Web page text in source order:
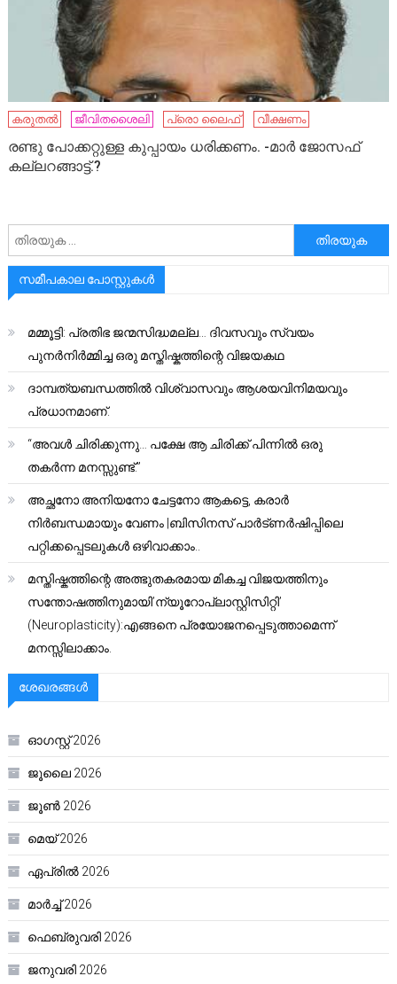
കരുതൽ ജീവിതശൈലി പ്രൊ ലൈഫ് വീക്ഷണം
രണ്ടു പോക്കറ്റുള്ള കുപ്പായം ധരിക്കണം. -മാർ ജോസഫ്
കല്ലറങ്ങാട്ട്.?
അനേഷിക്കുക
സമീപകാല പോസ്റ്റുകൾ
മമ്മൂട്ടി: പ്രതിഭ ജന്മസിദ്ധമല്ല… ദിവസവും സ്വയം
പുനർനിർമ്മിച്ച ഒരു മസ്തിഷ്കത്തിന്റെ വിജയകഥ
ദാമ്പത്യബന്ധത്തിൽ വിശ്വാസവും ആശയവിനിമയവും
പ്രധാനമാണ്.
“അവൾ ചിരിക്കുന്നു… പക്ഷേ ആ ചിരിക്ക് പിന്നിൽ ഒരു
തകർന്ന മനസ്സുണ്ട്.”
അച്ഛനോ അനിയനോ ചേട്ടനോ ആകട്ടെ, കരാർ
നിർബന്ധമായും വേണം |ബിസിനസ് പാർട്ണർഷിപ്പിലെ
പറ്റിക്കപ്പെടലുകൾ ഒഴിവാക്കാം..
മസ്തിഷ്കത്തിന്റെ അത്ഭുതകരമായ മികച്ച വിജയത്തിനും
സന്തോഷത്തിനുമായി’ന്യൂറോപ്ലാസ്റ്റിസിറ്റി’
(Neuroplasticity):എങ്ങനെ പ്രയോജനപ്പെടുത്താമെന്ന്
മനസ്സിലാക്കാം.
ശേഖരങ്ങൾ
ഓഗസ്റ്റ്‌ 2026
ജൂലൈ 2026
ജൂൺ 2026
മെയ്‌ 2026
ഏപ്രിൽ 2026
മാർച്ച്‌ 2026
ഫെബ്രുവരി 2026
ജനുവരി 2026